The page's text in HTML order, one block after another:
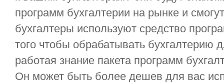
программ бухгалтерии на рынке и
бухгалтеры используют средство
того чтобы обрабатывать бухгалтерию
работая знание пакета программ
Он может быть более дешев для вас